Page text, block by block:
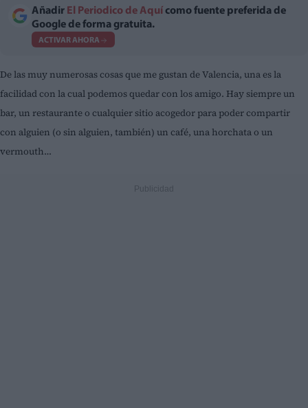
Añadir El Periodico de Aquí como fuente preferida de
Google de forma gratuita.
ACTIVAR AHORA
De las muy numerosas cosas que me gustan de Valencia, una es la
facilidad con la cual podemos quedar con los amigo. Hay siempre un
bar, un restaurante o cualquier sitio acogedor para poder compartir
con alguien (o sin alguien, también) un café, una horchata o un
vermouth…